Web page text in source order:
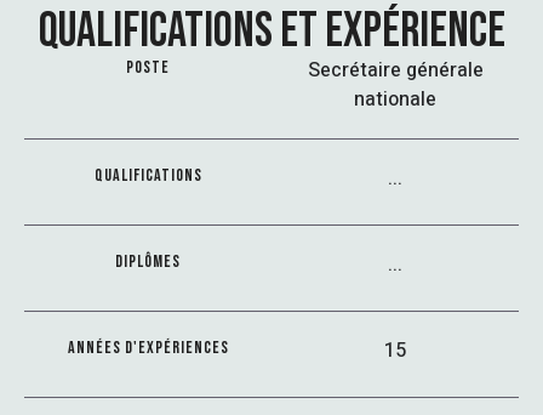
QUALIFICATIONS ET EXPÉRIENCE
POSTE
Secrétaire générale
nationale
QUALIFICATIONS ...
DIPLÔMES ...
ANNÉES D'EXPÉRIENCES 15